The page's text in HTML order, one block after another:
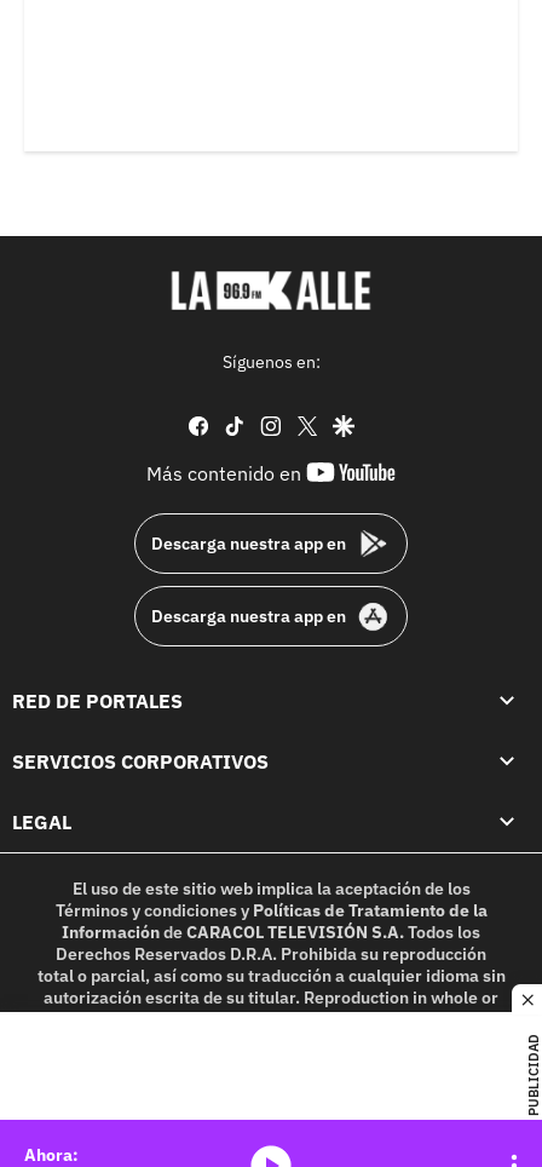
PUBLICIDAD
Síguenos en:
facebook
tiktok instagram
twittergoogle
Más contenido en
youtube-
Descarga nuestra app en
Descarga nuestra app en
RED DE PORTALES
SERVICIOS CORPORATIVOS
LEGAL
El uso de este sitio web implica la aceptación de los
Términos y condicionesy Políticas de Tratamiento de la
InformacióndeCARACOL TELEVISIÓN S.A.Todos los
Derechos Reservados D.R.A. Prohibida su reproducción
total o parcial, así como su traducción a cualquier idioma sin
autorización escrita de su titular. Reproduction in whole or
in part, or translation without written permission is